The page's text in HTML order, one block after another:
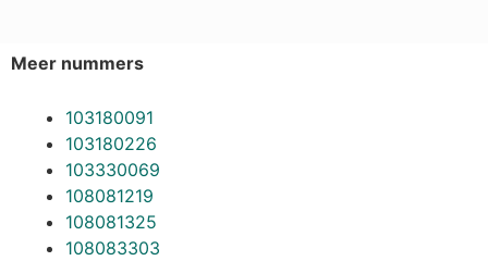
Meer nummers
103180091
103180226
103330069
108081219
108081325
108083303